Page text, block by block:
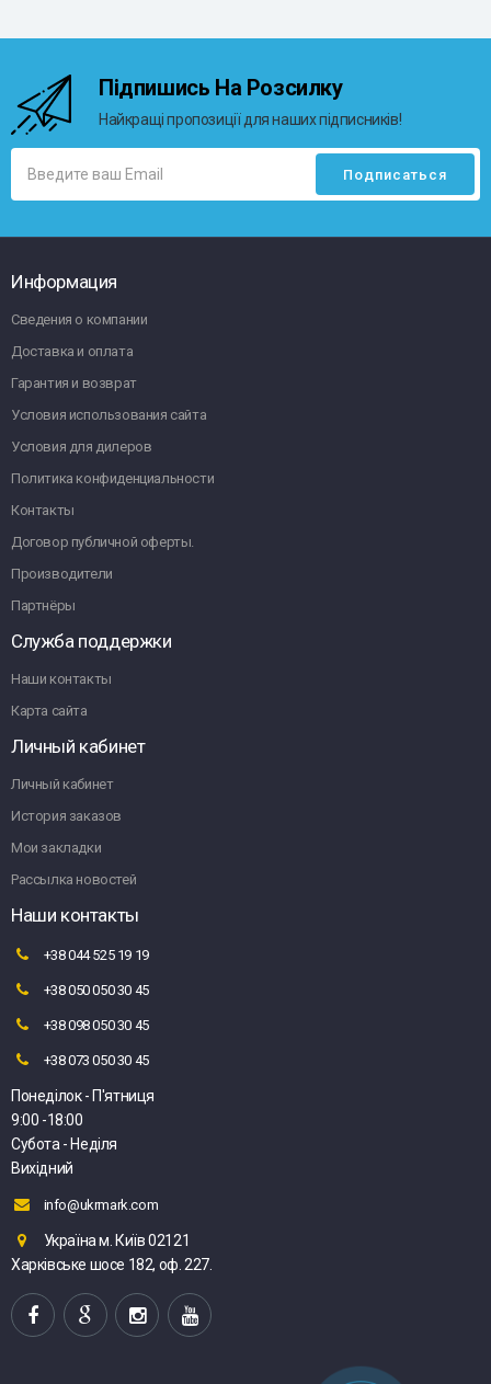
Підпишись На Розсилку
Найкращі пропозиції для наших підписників!
Информация
Сведения о компании
Доставка и оплата
Гарантия и возврат
Условия использования сайта
Условия для дилеров
Политика конфиденциальности
Контакты
Договор публичной оферты.
Производители
Партнёры
Служба поддержки
Наши контакты
Карта сайта
Личный кабинет
Личный кабинет
История заказов
Мои закладки
Рассылка новостей
Наши контакты
+38 044 525 19 19
+38 050 050 30 45
+38 098 050 30 45
+38 073 050 30 45
Понеділок - П'ятниця
9:00 -18:00
Субота - Неділя
Вихідний
info@ukrmark.com
Україна м. Київ 02121
Харківське шосе 182, оф. 227.